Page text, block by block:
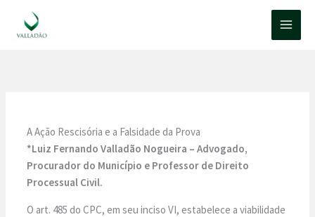
A Ação Rescisória e a Falsidade da Prova
*Luiz Fernando Valladão Nogueira – Advogado,
Procurador do Município e Professor de Direito
Processual Civil.
O art. 485 do CPC, em seu inciso VI, estabelece a viabilidade